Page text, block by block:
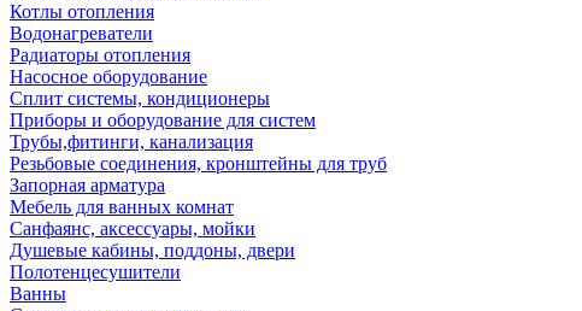
Котлы отопления
Водонагреватели
Радиаторы отопления
Насосное оборудование
Сплит системы, кондиционеры
Приборы и оборудование для систем
Трубы,фитинги, канализация
Резьбовые соединения, кронштейны для труб
Запорная арматура
Мебель для ванных комнат
Санфаянс, аксессуары, мойки
Душевые кабины, поддоны, двери
Полотенцесушители
Ванны